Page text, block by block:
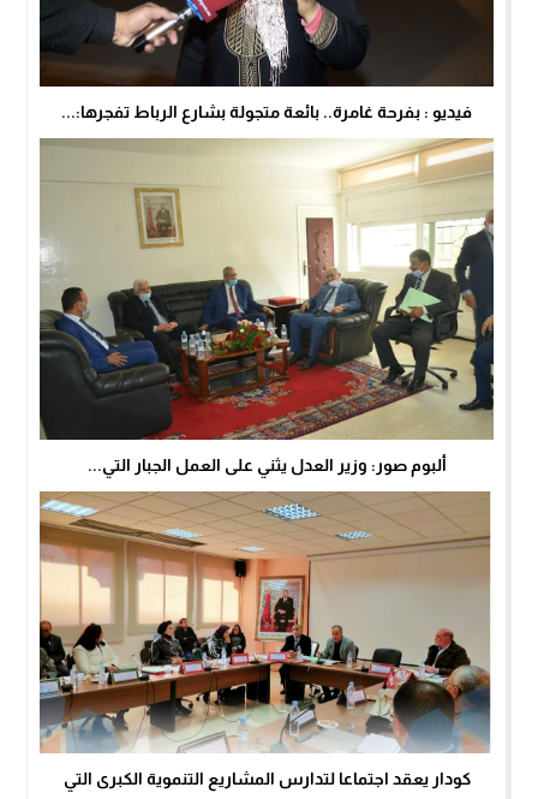
فيديو : بفرحة غامرة.. بائعة متجولة بشارع الرباط تفجرها:...
ألبوم صور: وزير العدل يثني على العمل الجبار التي...
كودار يعقد اجتماعا لتدارس المشاريع التنموية الكبرى التي